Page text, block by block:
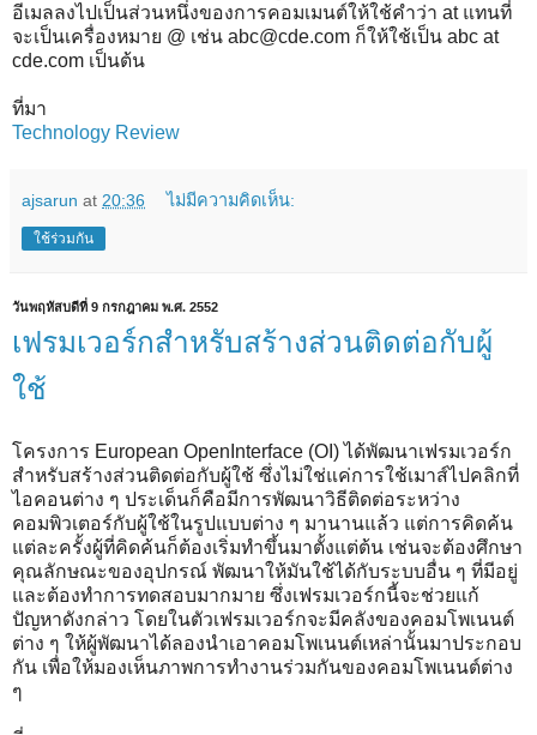
อีเมลลงไปเป็นส่วนหนึ่งของการคอมเมนต์ให้ใช้คำว่า at แทนที่
จะเป็นเครื่องหมาย @ เช่น abc@cde.com ก็ให้ใช้เป็น abc at
cde.com เป็นต้น
ที่มา
Technology Review
ajsarun at 20:36 ไม่มีความคิดเห็น:
ใช้ร่วมกัน
วันพฤหัสบดีที่ 9 กรกฎาคม พ.ศ. 2552
เฟรมเวอร์กสำหรับสร้างส่วนติดต่อกับผู้
ใช้
โครงการ European OpenInterface (OI) ได้พัฒนาเฟรมเวอร์ก
สำหรับสร้างส่วนติดต่อกับผู้ใช้ ซึ่งไม่ใช่แค่การใช้เมาส์ไปคลิกที่
ไอคอนต่าง ๆ ประเด็นก็คือมีการพัฒนาวิธีติดต่อระหว่าง
คอมพิวเตอร์กับผู้ใช้ในรูปแบบต่าง ๆ มานานแล้ว แต่การคิดค้น
แต่ละครั้งผู้ที่คิดค้นก็ต้องเริ่มทำขึ้นมาตั้งแต่ต้น เช่นจะต้องศึกษา
คุณลักษณะของอุปกรณ์ พัฒนาให้มันใช้ได้กับระบบอื่น ๆ ที่มีอยู่
และต้องทำการทดสอบมากมาย ซึ่งเฟรมเวอร์กนี้จะช่วยแก้
ปัญหาดังกล่าว โดยในตัวเฟรมเวอร์กจะมีคลังของคอมโพเนนต์
ต่าง ๆ ให้ผู้พัฒนาได้ลองนำเอาคอมโพเนนต์เหล่านั้นมาประกอบ
กัน เพื่อให้มองเห็นภาพการทำงานร่วมกันของคอมโพเนนต์ต่าง
ๆ